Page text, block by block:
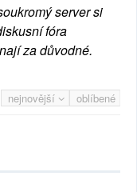
server si
fóra
za důvodné.
nejnovější oblíbené